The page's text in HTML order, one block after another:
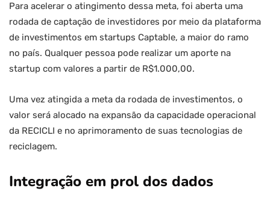
Para acelerar o atingimento dessa meta, foi aberta uma
rodada de captação de investidores por meio da plataforma
de investimentos em startups Captable, a maior do ramo
no país. Qualquer pessoa pode realizar um aporte na
startup com valores a partir de R$1.000,00.
Uma vez atingida a meta da rodada de investimentos, o
valor será alocado na expansão da capacidade operacional
da RECICLI e no aprimoramento de suas tecnologias de
reciclagem.
Integração em prol dos dados